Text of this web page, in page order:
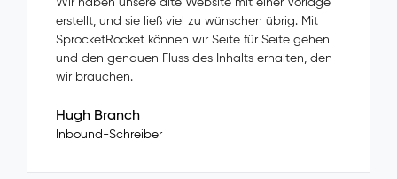
erstellt, und sie ließ viel zu wünschen übrig. Mit
SprocketRocket können wir Seite für Seite gehen
und den genauen Fluss des Inhalts erhalten, den
wir brauchen.
Hugh Branch
Inbound-Schreiber